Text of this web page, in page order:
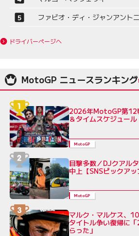
ファビオ・ディ・ジャンアント
ドライバーページへ
MotoGP ニュースランキング
2026年MotoGP第12
＆タイムスケジュール
MotoGP
目撃多数／DJクアル
中上【SNSピックア
MotoGP
マルク・マルケス、
タイトル争い復帰に
らった」